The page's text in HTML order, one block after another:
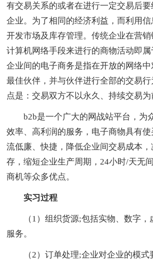
有交易关系的或者在进行一定交易后
企业。为了相同的经济利益，而利用信
开发市场及库存管理。传统企业在营
计算机网络手段来进行的商物活动即
企业间的电子商务是指在开放的网络
最佳伙伴，并与伙伴进行全部的交易
点是：交易双方不以永久、持续交易为
b2b是一个广大的网战站平台，为
效率、高利润的服务，电子商物具有
流低廉、快捷，降低企业间交易成本
存，缩短企业生产周期，24小时/天无
商机等众多优点。
实习过程
（1）组织货源;包括实物、数字，
服务。
（2）订单处理;企业对企业的模式